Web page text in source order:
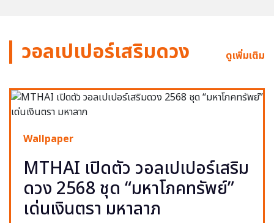
วอลเปเปอร์เสริมดวง ดูเพิ่มเติม
Wallpaper
MTHAI เปิดตัว วอลเปเปอร์เสริม
ดวง 2568 ชุด “มหาโภคทรัพย์”
เด่นเงินตรา มหาลาภ